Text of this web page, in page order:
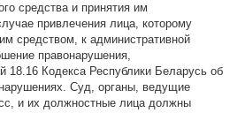
средства и принятия им
привлечения лица, которому
средством, к административной
правонарушения,
18.16 Кодекса Республики Беларусь об
Суд, органы, ведущие
и их должностные лица должны